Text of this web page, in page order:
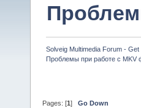
Solveig Multimedia Forum -
Проблемы при работе с MKV
Pages: [1 ] Go Down